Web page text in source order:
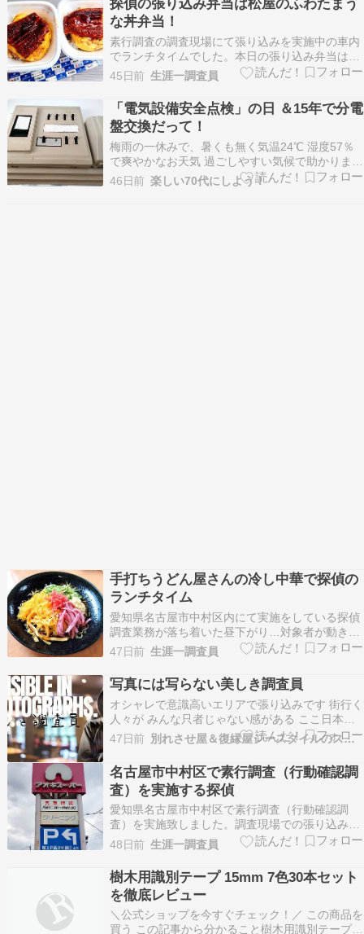
か？などと知人に言われる位、橋本市や紀北地域
をはじめ、和歌山県…
探偵の張り込み弁当は松屋のふわたまう
な丼弁当！
素行調査の調査現場にて張り込みを実施中の車内
でランチタイムでした。本日の張り込み弁当は、
松屋の「ふわたまうな丼弁当」です。長時間の張
り込みにも耐えられるように、うなぎでパワーア
ップです。（笑）ごはん大盛り無料とのことで、
私も同行の調査員も大盛りにしました。画像では
大盛りって感じ…
45日前 生涯一調査員
「電気設備安全点検」の日 ＆15年で分電
盤交換だって！
梅雨の一休みで、暑くも無く気温24℃ 湿度57％
で爽やかなお天気 過ごしやすい気候で助かります
「電気設備安全点検」の日 午後に「電気設備安全
点検」でした（4年に一度） 調査員の方は空調服
46日前 楽しい70代にしよう！
手打ちうどん屋さんの冷し中華で探偵の
ランチタイム
愛知県名古屋市中村区内にて実施をしている探偵
調査業務が落ち着いた昼下がり…対象者が動き出
す頃合いを見計らって、再び調査を実施する夕方
迄には暫く時間に余裕がありましたので、近郊の
うどん屋さん「手打ちうどん いしざわ」を訪れま
した。 お昼時には、多くの人が訪れるお店なの
で、訪れるに…
47日前 生涯一調査員
写真には写らない美しき調査員
オシャレで意識高いエリアで張り込みです 街行く
人々が みんな只者じゃない感がある ここ日本で
朝っぱらから サングラスかけて 帽子深々とかぶ
ってキメキメの服着てる人達が 行き交ってること
ってあんの？ 今は対象が外出する際に必ず通る道
沿いにある ザ・オシャレカフェで張り込んでいま
す …
47日前 別れさせ屋＆復縁屋ジースタイルのスタッフブログ
名古屋市中村区で素行調査（行動確認調
査）を実施する探偵
愛知県名古屋市中村区で素行調査（行動確認調
査）を実施致しました。調査現場での張り込み調
査は同行の調査員に任せて、私はほんの少しの時
間、調査現場を離れて近隣の名古屋市中村区川前
町501に位置するスーパーマーケット「アオキス
ーパー 八田店」を訪れました。目的は張り込み中
の車内でいた…
48日前 生涯一調査員
樹木用識別テープ 15mm 7色30本セット
を徹底レビュー
＼公式ショップを今すぐチェック！／ この商品を
買う この記事から分かること樹木用識別テープの